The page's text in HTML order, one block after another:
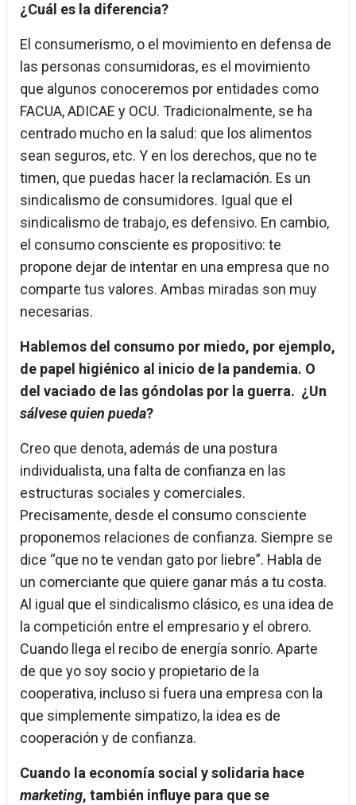
¿Cuál es la diferencia?
El consumerismo, o el movimiento en defensa de
las personas consumidoras, es el movimiento
que algunos conoceremos por entidades como
FACUA, ADICAE y OCU. Tradicionalmente, se ha
centrado mucho en la salud: que los alimentos
sean seguros, etc. Y en los derechos, que no te
timen, que puedas hacer la reclamación. Es un
sindicalismo de consumidores. Igual que el
sindicalismo de trabajo, es defensivo. En cambio,
el consumo consciente es propositivo: te
propone dejar de intentar en una empresa que no
comparte tus valores. Ambas miradas son muy
necesarias.
Hablemos del consumo por miedo, por ejemplo,
de papel higiénico al inicio de la pandemia. O
del vaciado de las góndolas por la guerra. ¿Un
sálvese quien pueda?
Creo que denota, además de una postura
individualista, una falta de confianza en las
estructuras sociales y comerciales.
Precisamente, desde el consumo consciente
proponemos relaciones de confianza. Siempre se
dice “que no te vendan gato por liebre”. Habla de
un comerciante que quiere ganar más a tu costa.
Al igual que el sindicalismo clásico, es una idea de
la competición entre el empresario y el obrero.
Cuando llega el recibo de energía sonrío. Aparte
de que yo soy socio y propietario de la
cooperativa, incluso si fuera una empresa con la
que simplemente simpatizo, la idea es de
cooperación y de confianza.
Cuando la economía social y solidaria hace
marketing, también influye para que se